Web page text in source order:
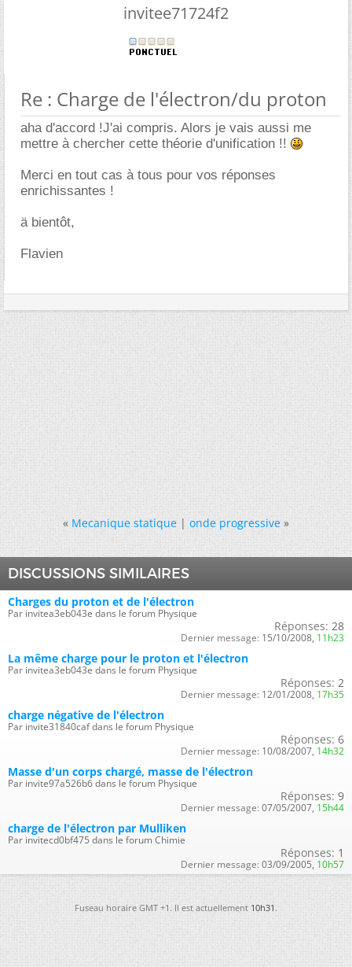
invitee71724f2
Re : Charge de l'électron/du proton
aha d'accord !J'ai compris. Alors je vais aussi me
mettre à chercher cette théorie d'unification !!
Merci en tout cas à tous pour vos réponses
enrichissantes !
ä bientôt,
Flavien
« Mecanique statique|onde progressive »
DISCUSSIONS SIMILAIRES
Charges du proton et de l'électron
Par invitea3eb043e dans le forum Physique
Réponses: 28
Dernier message: 15/10/2008, 11h23
La même charge pour le proton et l'électron
Par invitea3eb043e dans le forum Physique
Réponses: 2
Dernier message: 12/01/2008, 17h35
charge négative de l'électron
Par invite31840caf dans le forum Physique
Réponses: 6
Dernier message: 10/08/2007, 14h32
Masse d'un corps chargé, masse de l'électron
Par invite97a526b6 dans le forum Physique
Réponses: 9
Dernier message: 07/05/2007, 15h44
charge de l'électron par Mulliken
Par invitecd0bf475 dans le forum Chimie
Réponses: 1
Dernier message: 03/09/2005, 10h57
Fuseau horaire GMT +1. Il est actuellement10h31.